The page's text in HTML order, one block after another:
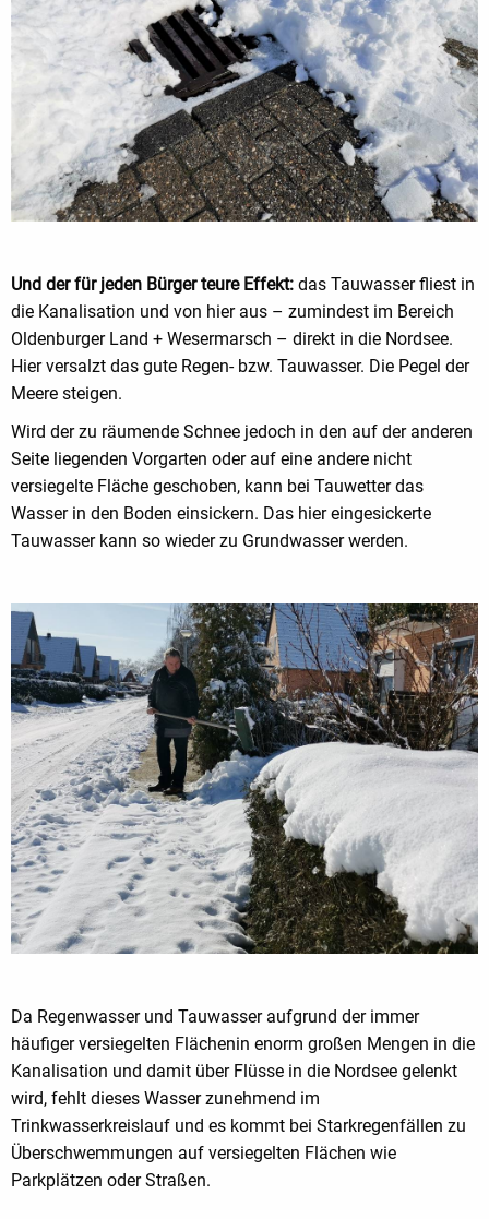
Und der für jeden Bürger teure Effekt: das Tauwasser fliest in
die Kanalisation und von hier aus – zumindest im Bereich
Oldenburger Land + Wesermarsch – direkt in die Nordsee.
Hier versalzt das gute Regen- bzw. Tauwasser. Die Pegel der
Meere steigen.
Wird der zu räumende Schnee jedoch in den auf der anderen
Seite liegenden Vorgarten oder auf eine andere nicht
versiegelte Fläche geschoben, kann bei Tauwetter das
Wasser in den Boden einsickern. Das hier eingesickerte
Tauwasser kann so wieder zu Grundwasser werden.
Da Regenwasser und Tauwasser aufgrund der immer
häufiger versiegelten Flächenin enorm großen Mengen in die
Kanalisation und damit über Flüsse in die Nordsee gelenkt
wird, fehlt dieses Wasser zunehmend im
Trinkwasserkreislauf und es kommt bei Starkregenfällen zu
Überschwemmungen auf versiegelten Flächen wie
Parkplätzen oder Straßen.